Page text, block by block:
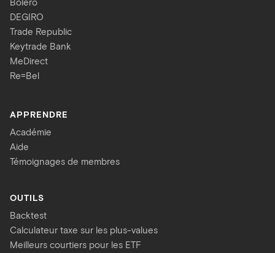
DEGIRO
Trade Republic
Keytrade Bank
MeDirect
Re=Bel
APPRENDRE
Académie
Aide
Témoignages de membres
OUTILS
Backtest
Calculateur taxe sur les plus-values
Meilleurs courtiers pour les ETF